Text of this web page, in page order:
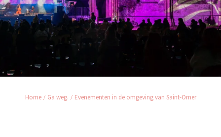
Home Ga weg. Evenementen in de omgeving van Saint-Omer